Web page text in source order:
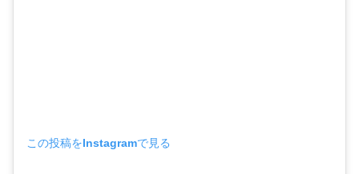
この投稿をInstagramで見る